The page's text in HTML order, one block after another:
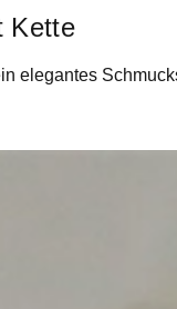
Kette
elegantes